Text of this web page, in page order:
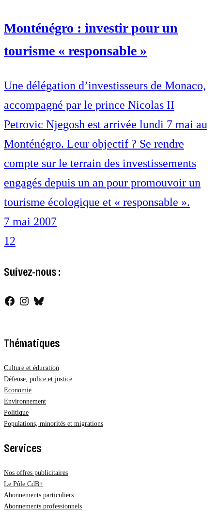
Monténégro : investir pour un
tourisme « responsable »
Une délégation d’investisseurs de Monaco,
accompagné par le prince Nicolas II
Petrovic Njegosh est arrivée lundi 7 mai au
Monténégro. Leur objectif ? Se rendre
compte sur le terrain des investissements
engagés depuis un an pour promouvoir un
tourisme écologique et « responsable ».
7 mai 2007
12
Suivez-nous :
Facebook
Instagram
Bluesky
Thématiques
Culture et éducation
Défense, police et justice
Economie
Environnement
Politique
Populations, minorités et migrations
Services
Nos offres publicitaires
Le Pôle CdB+
Abonnements particuliers
Abonnements professionnels